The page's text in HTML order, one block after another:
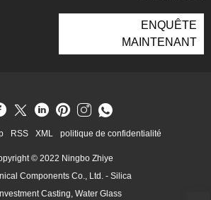
ENQUÊTE
MAINTENANT
RSS XML politique de confidentialité
© 2022 Ningbo Zhiye
Components Co., Ltd. - Silica
Casting, Water Glass